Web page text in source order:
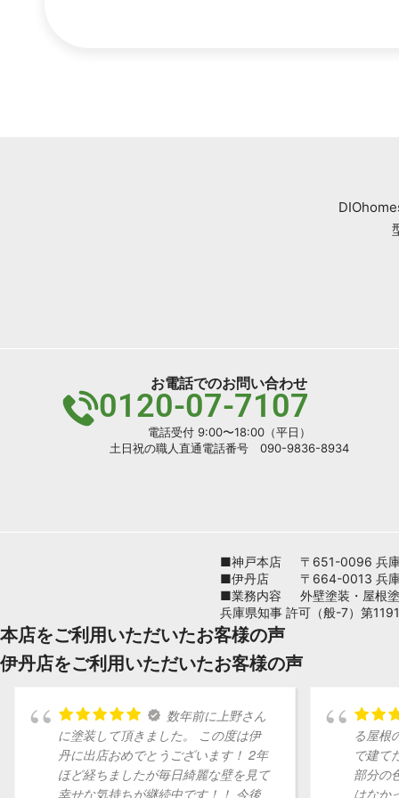
お電話でのお問い合わせ
0120-07-7107
電話受付 9:00〜18:00（平日）
土日祝の職人直通電話番号 090-9836-8934
■神戸本店
〒651-0096 兵
■伊丹店
〒664-0013 兵
■業務内容
外壁塗装・屋根
兵庫県知事 許可（般-7）第
本店をご利用いただいたお客様の声
伊丹店をご利用いただいたお客様の声
数年前に上野さん
に塗装して頂きました。 この度は伊
丹に出店おめでとうございます！ 2年
ほど経ちましたが毎日綺麗な壁を見て
幸せな気持ちが継続中です！！ 今後
る屋根
で建て
部分の
はなか